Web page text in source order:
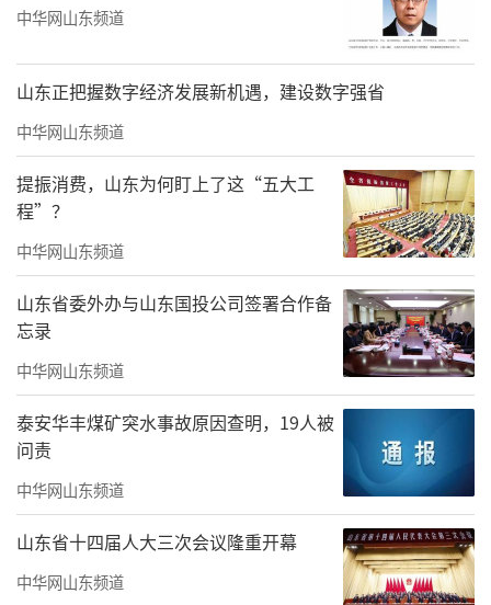
典书目读书会。希望通过此次与山东省儒学发
展促进会共建的中华优秀传统文化传承活动，
能让同学们更加深入了解、感受传统文化的魅
力，将传统文化精髓融入到日常学习和生活
中。
章丘区妇幼保健院副主任护师
山东省儒学发展促进会儒学讲师李德霞
中华网山东频道
山东正把握数字经济发展新机遇，建设数字强省
中华网山东频道
提振消费，山东为何盯上了这“五大工
程”？
中华网山东频道
山东省委外办与山东国投公司签署合作备
忘录
中华网山东频道
泰安华丰煤矿突水事故原因查明，19人被
问责
中华网山东频道
山东省十四届人大三次会议隆重开幕
中华网山东频道